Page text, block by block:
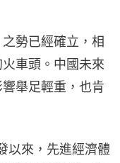
勢已經確立，相
車頭。中國未來
舉足輕重，也肯
以來，先進經濟體